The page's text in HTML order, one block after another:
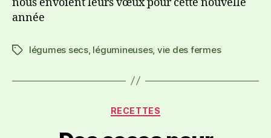
année
légumes secs, légumineuses, vie des fermes
RECETTES